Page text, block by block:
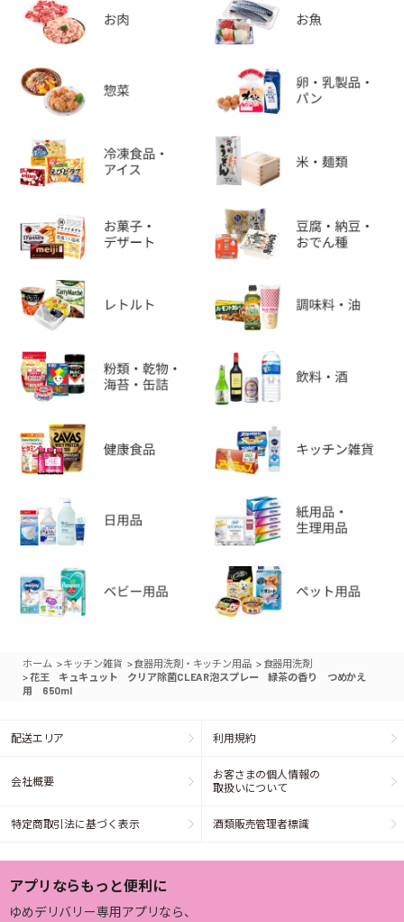
ホーム >キッチン雑貨 >食器用洗剤・キッチン用品 > 食器用洗剤
>花王 キュキュット クリア除菌CLEAR泡スプレー 緑茶の香り つめかえ
用 650ml
配送エリア 利用規約
会社概要
お客さまの個人情報の
取扱いについて
特定商取引法に基づく表示 酒類販売管理者標識
アプリならもっと便利に
ゆめデリバリー専用アプリなら、